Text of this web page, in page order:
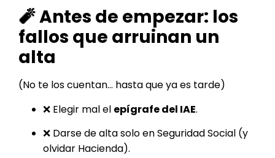
🧨 Antes de empezar: los
fallos que arruinan un
alta
(No te los cuentan… hasta que ya es tarde)
❌ Elegir mal el epígrafe del IAE.
❌ Darse de alta solo en Seguridad Social (y
olvidar Hacienda).